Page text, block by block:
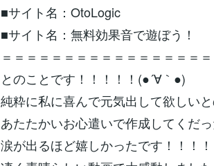
■サイト名：OtoLogic
■サイト名：無料効果音で遊ぼう！
＝＝＝＝＝＝＝＝＝＝＝＝＝＝＝＝＝
とのことです！！！！！(●´∀｀●)
純粋に私に喜んで元気出して欲しい
あたたかいお心遣いで作成してくだ
涙が出るほど嬉しかったです！！！！